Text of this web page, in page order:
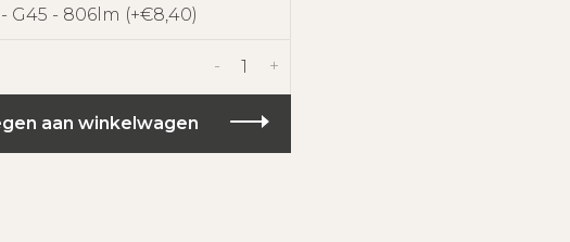
- G45 - 806lm (+€8,40)
+
-
aan winkelwagen